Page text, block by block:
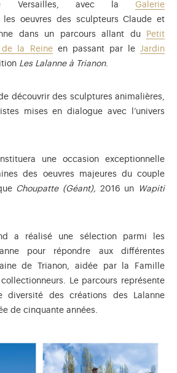
Versailles, avec la Galerie
les oeuvres des sculpteurs Claude et
dans un parcours allant du
Petit
de la Reineen passant par leJardin
Les Lalanne à Trianon.
découvrir des sculptures animalières,
mises en dialogue avec l’univers
une occasion exceptionnelle
des oeuvres majeures du couple
Choupatte (Géant), 2016 un
Wapiti
a réalisé une sélection parmi les
pour répondre aux différentes
de Trianon, aidée par la Famille
Le parcours représente
diversité des créations des Lalanne
de cinquante années.